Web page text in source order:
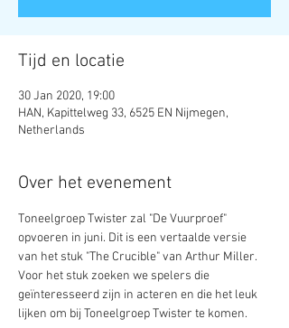
Tijd en locatie
30 Jan 2020, 19:00
HAN, Kapittelweg 33, 6525 EN Nijmegen,
Netherlands
Over het evenement
Toneelgroep Twister zal "De Vuurproef"
opvoeren in juni. Dit is een vertaalde versie
van het stuk "The Crucible" van Arthur Miller.
Voor het stuk zoeken we spelers die
geïnteresseerd zijn in acteren en die het leuk
lijken om bij Toneelgroep Twister te komen.